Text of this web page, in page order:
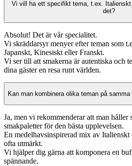
Vi vill ha ett specifikt tema, t.ex.
det?
Absolut! Det är vår specialitet.
Vi skräddarsyr menyer efter teman som
Japanskt, Kinesiskt eller Franskt.
Vi ser till att smakerna är autentiska och
dina gäster en resa runt världen.
Kan man kombinera olika teman på samma
Ja, men vi rekommenderar att man håller
smakpaletter för den bästa upplevelsen.
En medelhavsinspirerad mix av
ofta utmärkt.
Vi hjälper dig gärna att komponera en
spännande.